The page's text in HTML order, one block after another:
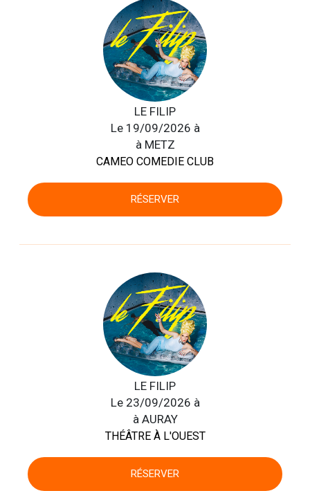
LE FILIP
Le 19/09/2026 à
à METZ
CAMEO COMEDIE CLUB
RÉSERVER
LE FILIP
Le 23/09/2026 à
à AURAY
THÉÂTRE À L'OUEST
RÉSERVER